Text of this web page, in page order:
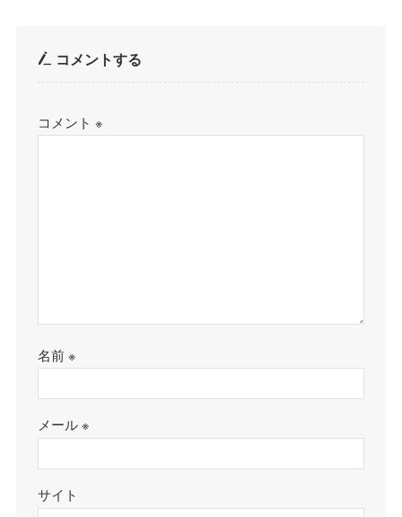
コメントする
コメント※
名前※
メール※
サイト